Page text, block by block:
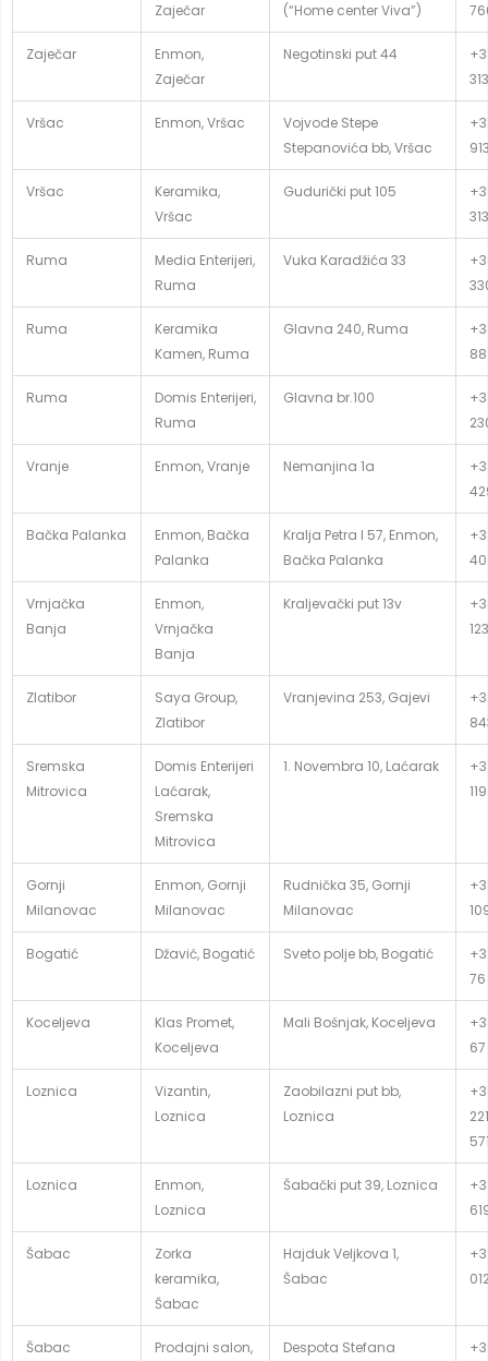
Zaječar
(“Home center Viva”)
Zaječar
Enmon,
Zaječar
Negotinski put 44
313
Vršac Enmon, Vršac
Vojvode Stepe
Stepanovića bb, Vršac
Vršac
Keramika,
Vršac
Gudurički put 105
313
Ruma
Media Enterijeri,
Ruma
Vuka Karadžića 33
Ruma
Keramika
Kamen, Ruma
Glavna 240, Ruma
Ruma
Domis Enterijeri,
Ruma
Glavna br.100
Vranje Enmon, Vranje Nemanjina 1a
Bačka Palanka
Enmon, Bačka
Palanka
Kralja Petra I 57, Enmon,
Bačka Palanka
40
Vrnjačka
Banja
Enmon,
Vrnjačka
Banja
Kraljevački put 13v
123
Zlatibor
Saya Group,
Zlatibor
Vranjevina 253, Gajevi
Sremska
Mitrovica
Domis Enterijeri
Laćarak,
Sremska
Mitrovica
1. Novembra 10, Laćarak
119
Gornji
Milanovac
Enmon, Gornji
Milanovac
Rudnička 35, Gornji
Milanovac
Bogatić Džavić, Bogatić Sveto polje bb, Bogatić
76
Koceljeva
Klas Promet,
Koceljeva
Mali Bošnjak, Koceljeva
Loznica
Vizantin,
Loznica
Zaobilazni put bb,
Loznica
Loznica
Enmon,
Loznica
Šabački put 39, Loznica
Šabac
Zorka
keramika,
Šabac
Hajduk Veljkova 1,
Šabac
Šabac
Prodajni salon,
Despota Stefana